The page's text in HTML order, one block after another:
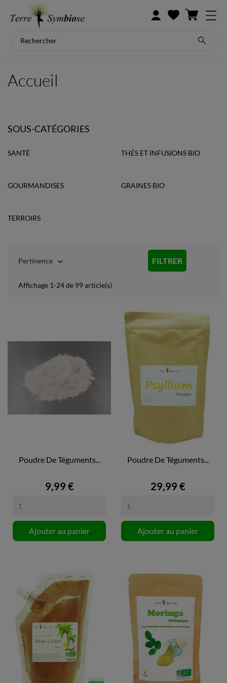
Accueil
SOUS-CATÉGORIES
SANTÉ THÉS ET INFUSIONS BIO
GOURMANDISES GRAINES BIO
TERROIRS
Pertinence  FILTRER
Affichage 1-24 de 99 article(s)
Poudre De Téguments...
9,99 €
Ajouter au panier
Poudre De Téguments...
29,99 €
Ajouter au panier